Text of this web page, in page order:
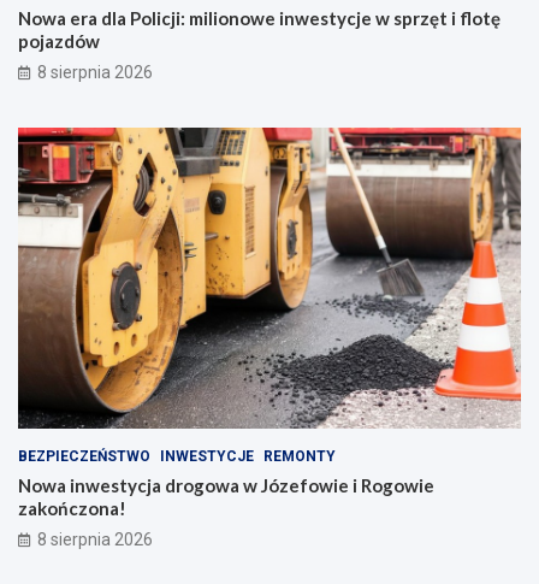
Nowa era dla Policji: milionowe inwestycje w sprzęt i flotę
pojazdów
8 sierpnia 2026
BEZPIECZEŃSTWO INWESTYCJE REMONTY
Nowa inwestycja drogowa w Józefowie i Rogowie
zakończona!
8 sierpnia 2026